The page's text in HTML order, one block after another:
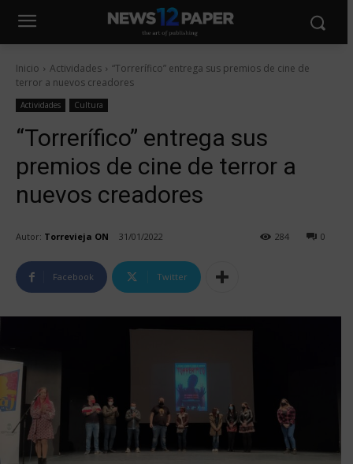
Inicio Actividades
“Torrerífico” entrega sus premios de cine de
terror a nuevos creadores
Actividades Cultura
“Torrerífico” entrega sus
premios de cine de terror a
nuevos creadores
Autor: Torrevieja ON 31/01/2022 0
284
Facebook Twitter